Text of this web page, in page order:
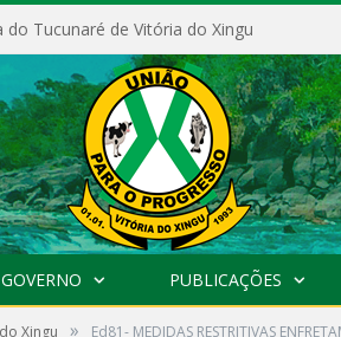
do Tucunaré de Vitória do Xingu
PUBLICAÇÕES
Xingu » Ed81- MEDIDAS RESTRITIVAS